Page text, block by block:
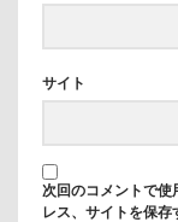
サイト
次回のコメントで使
レス、サイトを保存